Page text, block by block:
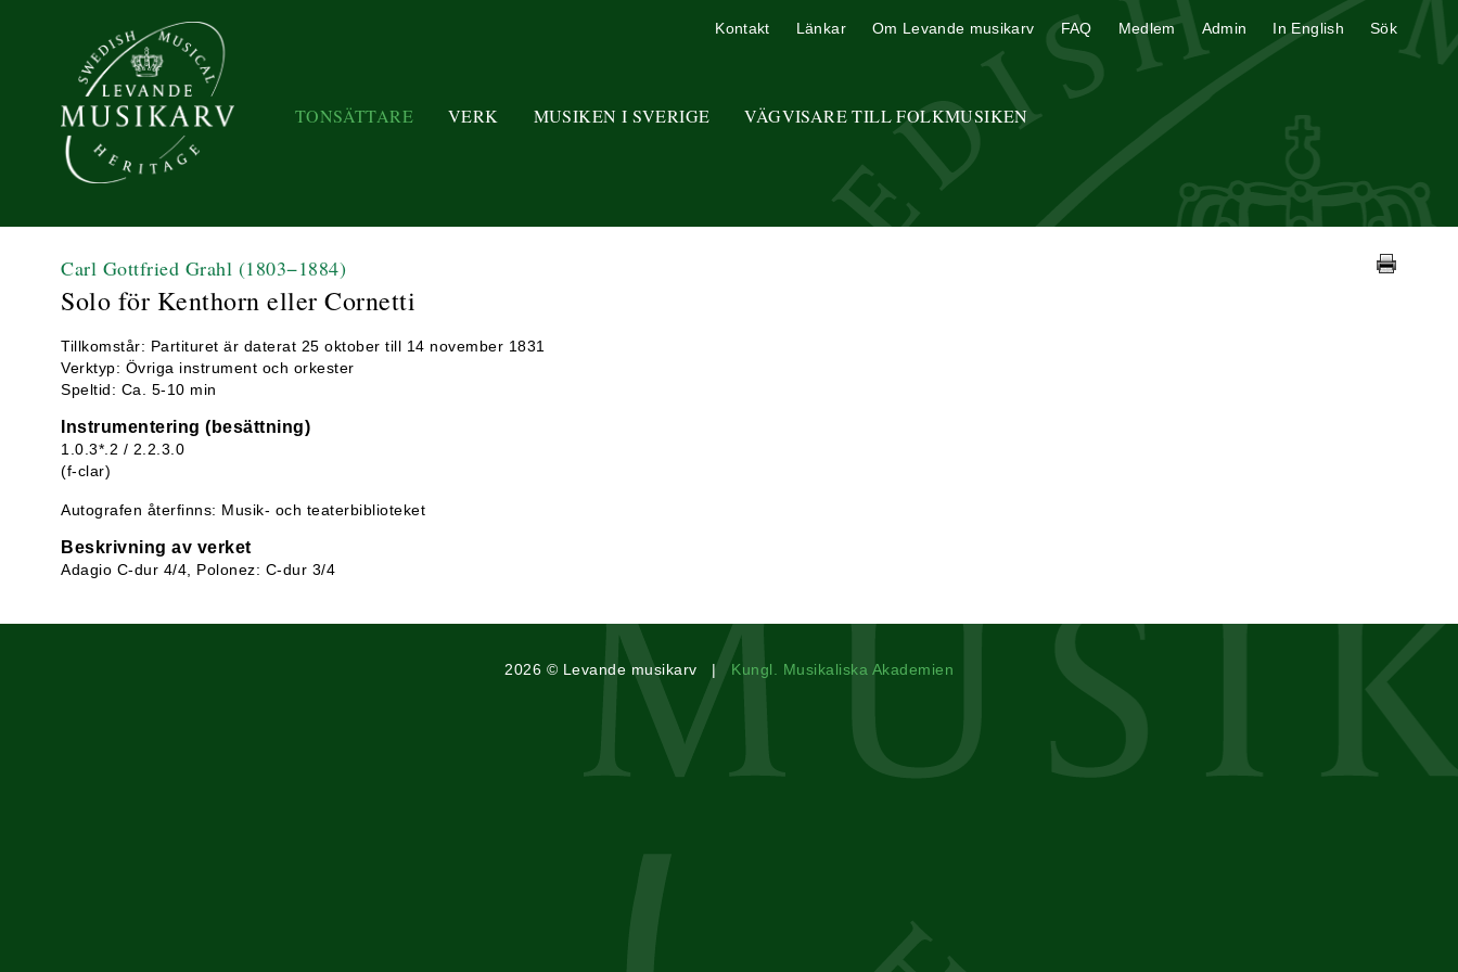
TONSÄTTARE VERK MUSIKEN I SVERIGE VÄGVISARE TILL FOLKMUSIKEN
Kontakt Länkar Om Levande musikarv FAQ Medlem Admin In English Sök
Carl Gottfried Grahl (1803−1884)
Solo för Kenthorn eller Cornetti
Tillkomstår: Partituret är daterat 25 oktober till 14 november 1831
Verktyp: Övriga instrument och orkester
Speltid: Ca. 5-10 min
Instrumentering (besättning)
1.0.3*.2 / 2.2.3.0
(f-clar)
Autografen återfinns: Musik- och teaterbiblioteket
Beskrivning av verket
Adagio C-dur 4/4, Polonez: C-dur 3/4
2026 © Levande musikarv |Kungl. Musikaliska Akademien